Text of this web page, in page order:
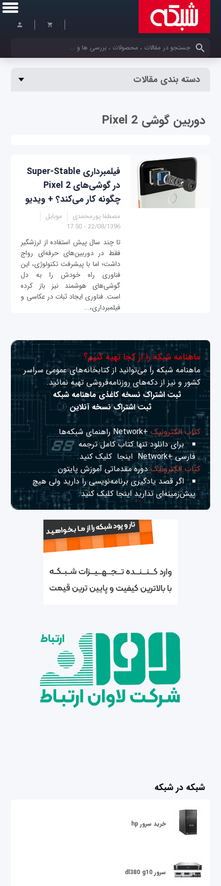
کلمات کلیدی خود را وارد کنید
دسته بندی مقالات
دوربین گوشی‌ Pixel 2
فیلمبرداری Super-Stable
در گوشی‌های Pixel 2
چگونه کار می‌کند؟ + ویدیو
مصطفا پورمحمدی
موبایل
22/08/1396 - 17:50
تا چند سال پیش استفاده از لرزشگیر
فقط در دوربین‌های حرفه‌ای رواج
داشت؛ اما با پیشرفت تکنولوژی، این
فناوری راه خودش را به دل
گوشی‌های هوشمند نیز باز کرده
است. فناوری ایجاد ثبات در عکاسی و
فیلمبرداری،...
ماهنامه شبکه را از کجا تهیه کنیم؟
ماهنامه شبکه را می‌توانید از کتابخانه‌های عمومی سراسر
کشور و نیز از دکه‌های روزنامه‌فروشی تهیه نمائید.
ثبت اشتراک نسخه کاغذی ماهنامه شبکه
ثبت اشتراک نسخه آنلاین
کتاب الکترونیک+Network راهنمای شبکه‌ها
برای دانلود تنها کتاب کامل ترجمه
فارسی +Network
اینجا کلیک کنید.
کتاب الکترونیکدوره مقدماتی آموزش پایتون
اگر قصد یادگیری برنامه‌نویسی را دارید ولی هیچ
پیش‌زمینه‌ای نداریداینجا کلیک کنید.
شبکه در شبکه
خرید سرور hp
سرور dl380 g10